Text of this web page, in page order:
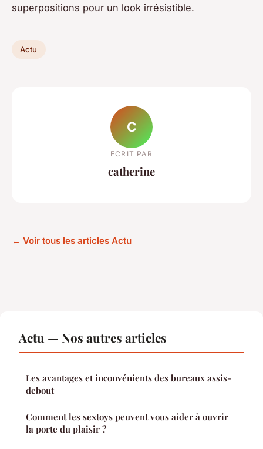
superpositions pour un look irrésistible.
Actu
C
ECRIT PAR
catherine
← Voir tous les articles Actu
Actu — Nos autres articles
Les avantages et inconvénients des bureaux assis-
debout
Comment les sextoys peuvent vous aider à ouvrir
la porte du plaisir ?